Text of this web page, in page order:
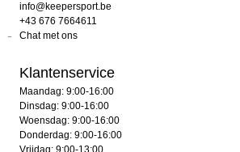
info@keepersport.be
+43 676 7664611
Chat met ons
Klantenservice
Maandag: 9:00-16:00
Dinsdag: 9:00-16:00
Woensdag: 9:00-16:00
Donderdag: 9:00-16:00
Vrijdag: 9:00-13:00